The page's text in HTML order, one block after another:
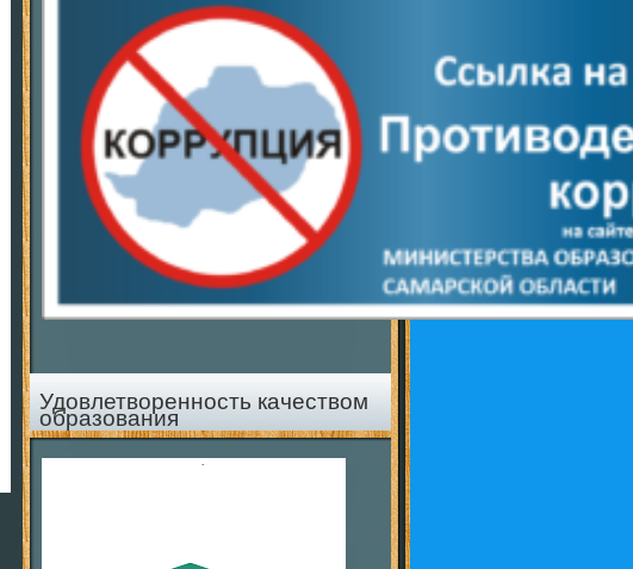
Удовлетворенность качеством
образования